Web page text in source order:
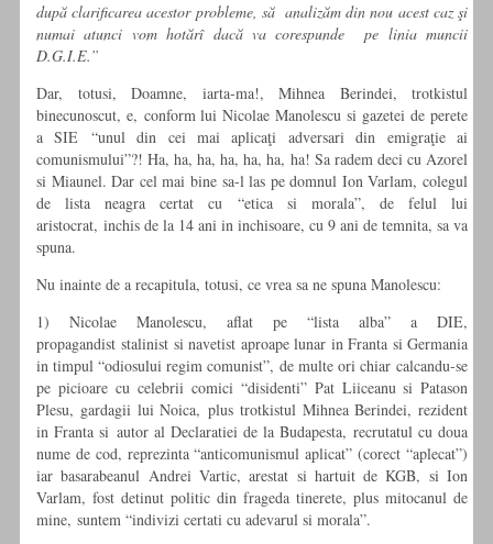
după clarificarea acestor probleme, să analizăm din nou acest caz şi
numai atunci vom hotărî dacă va corespunde pe linia muncii
D.G.I.E.”
Dar, totusi, Doamne, iarta-ma!, Mihnea Berindei, trotkistul
binecunoscut, e, conform lui Nicolae Manolescu si gazetei de perete
a SIE “unul din cei mai aplicaţi adversari din emigraţie ai
comunismului”?! Ha, ha, ha, ha, ha, ha, ha! Sa radem deci cu Azorel
si Miaunel. Dar cel mai bine sa-l las pe domnul Ion Varlam, colegul
de lista neagra certat cu “etica si morala”, de felul lui
aristocrat, inchis de la 14 ani in inchisoare, cu 9 ani de temnita, sa va
spuna.
Nu inainte de a recapitula, totusi, ce vrea sa ne spuna Manolescu:
1) Nicolae Manolescu, aflat pe “lista alba” a DIE,
propagandist stalinist si navetist aproape lunar in Franta si Germania
in timpul “odiosului regim comunist”, de multe ori chiar calcandu-se
pe picioare cu celebrii comici “disidenti” Pat Liiceanu si Patason
Plesu, gardagii lui Noica, plus trotkistul Mihnea Berindei, rezident
in Franta si autor al Declaratiei de la Budapesta, recrutatul cu doua
nume de cod, reprezinta “anticomunismul aplicat” (corect “aplecat”)
iar basarabeanul Andrei Vartic, arestat si hartuit de KGB, si Ion
Varlam, fost detinut politic din frageda tinerete, plus mitocanul de
mine, suntem “indivizi certati cu adevarul si morala”.